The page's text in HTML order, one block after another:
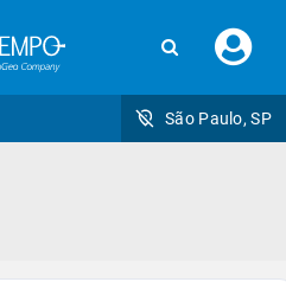
seu
São Paulo, SP